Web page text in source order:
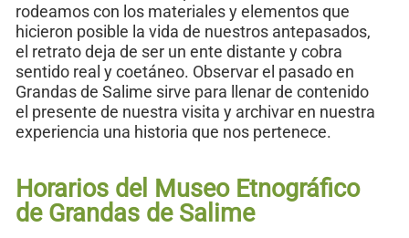
rodeamos con los materiales y elementos que
hicieron posible la vida de nuestros antepasados,
el retrato deja de ser un ente distante y cobra
sentido real y coetáneo. Observar el pasado en
Grandas de Salime sirve para llenar de contenido
el presente de nuestra visita y archivar en nuestra
experiencia una historia que nos pertenece.
Horarios del Museo Etnográfico
de Grandas de Salime